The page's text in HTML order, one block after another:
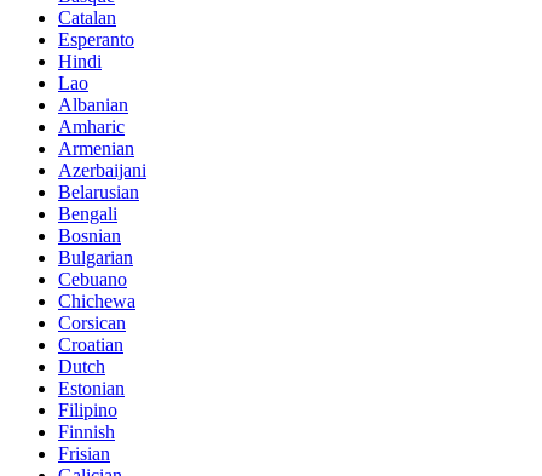
Catalan
Esperanto
Hindi
Lao
Albanian
Amharic
Armenian
Azerbaijani
Belarusian
Bengali
Bosnian
Bulgarian
Cebuano
Chichewa
Corsican
Croatian
Dutch
Estonian
Filipino
Finnish
Frisian